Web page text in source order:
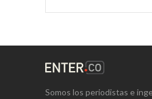
Somos los periodistas e